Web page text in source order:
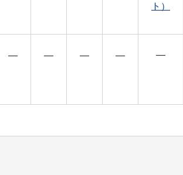
ト）
― ― ― ― ―